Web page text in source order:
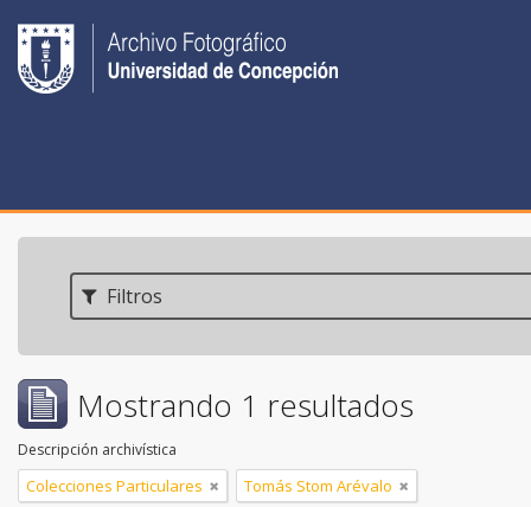
Filtros
Mostrando 1 resultados
Descripción archivística
Colecciones Particulares Tomás Stom Arévalo